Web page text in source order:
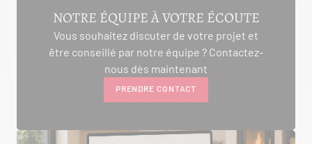
NOTRE ÉQUIPE À VOTRE ÉCOUTE
Vous souhaitez discuter de votre projet et
être conseillé par notre équipe ? Contactez-
nous dès maintenant
PRENDRE CONTACT